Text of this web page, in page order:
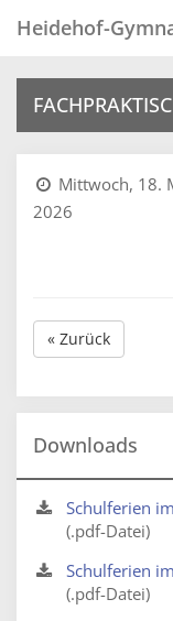
Heidehof-
Mittwoch, 18.
2026
« Zurück
Downloads
Schulferien
(.pdf-Datei)
Schulferien
(.pdf-Datei)